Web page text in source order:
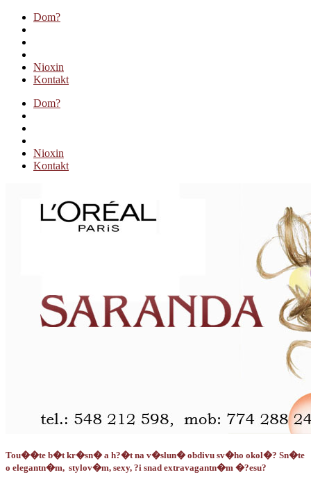
Dom?
Nioxin
Kontakt
Dom?
Nioxin
Kontakt
Tou��te b�t kr�sn� a h?�t na v�slun� obdivu sv�ho okol�? Sn�te
o elegantn�m, stylov�m, sexy, ?i snad extravagantn�m �?esu?